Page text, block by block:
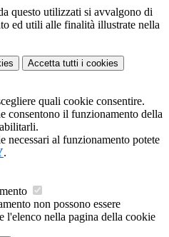
questo utilizzati si avvalgono di
ed utili alle finalità illustrate nella
Accetta tutti i cookies
quali cookie consentire.
consentono il funzionamento della
necessari al funzionamento potete
.
non possono essere
l'elenco nella pagina della cookie